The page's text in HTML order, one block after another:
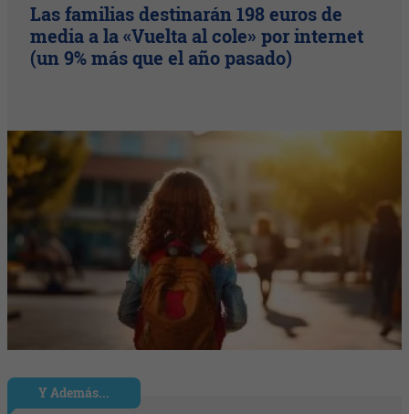
Las familias destinarán 198 euros de
media a la «Vuelta al cole» por internet
(un 9% más que el año pasado)
Y Además...